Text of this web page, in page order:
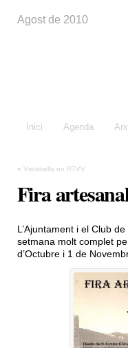
Agost de 2010
Inici Agenda
« Vistabella en RTVV
Fira
L’Ajuntament i el Club
setmana molt complet
d’Octubre i 1 de